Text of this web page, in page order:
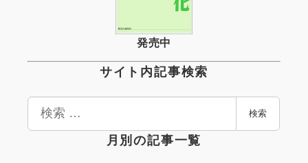
発売中
サイト内記事検索
検
検索
月別の記事一覧